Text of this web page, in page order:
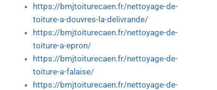
https://bmjtoiturecaen.fr/nettoyage-de-
toiture-a-douvres-la-delivrande/
https://bmjtoiturecaen.fr/nettoyage-de-
toiture-a-epron/
https://bmjtoiturecaen.fr/nettoyage-de-
toiture-a-falaise/
https://bmjtoiturecaen.fr/nettoyage-de-